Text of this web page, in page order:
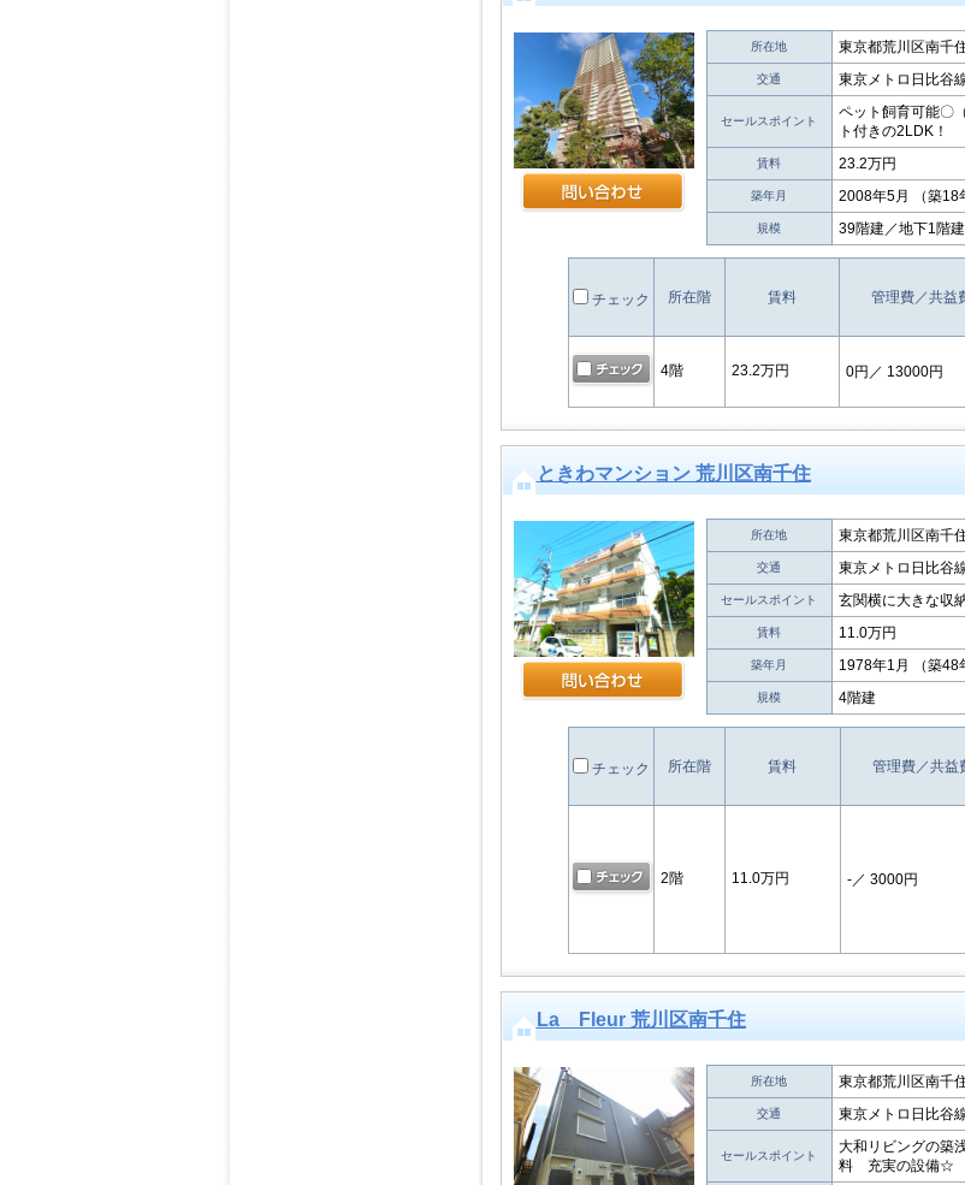
所在地 東京都荒川区南千
交通 東京メトロ日比谷
セールスポイント
ペット飼育可能〇
ト付きの2LDK！
賃料 23.2万円
築年月 2008年5月 （築18
規模 39階建／地下1階建
チェック 所在階 賃料 管理費／共益
4階 23.2万円 0円 ／ 13000円
ときわマンション 荒川区南千住
所在地 東京都荒川区南千
交通 東京メトロ日比谷
セールスポイント 玄関横に大きな収
賃料 11.0万円
築年月 1978年1月 （築48
規模 4階建
チェック 所在階 賃料 管理費／共益
2階 11.0万円 -／ 3000円
La Fleur 荒川区南千住
所在地 東京都荒川区南千
交通 東京メトロ日比谷
セールスポイント
大和リビングの築
料 充実の設備☆